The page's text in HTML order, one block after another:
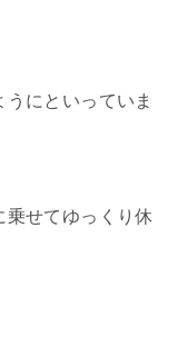
にといっていま
乗せてゆっくり休